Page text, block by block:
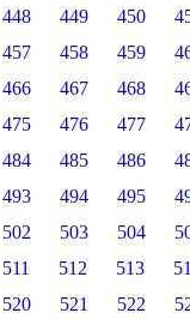
448 449 450
457 458 459
466 467 468
475 476 477
484 485 486
493 494 495
502 503 504
511 512 513
520 521 522